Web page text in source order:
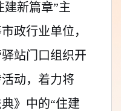
新篇章”主
政行业单位，
站门口组织开
动，着力将
》中的“住建